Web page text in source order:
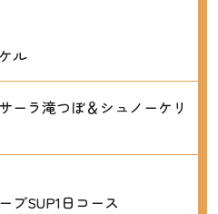
ル
ーラ滝つぼ＆シュノーケリ
ブSUP1日コース